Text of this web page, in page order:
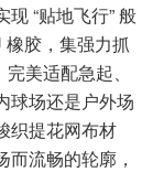
“贴地飞行” 般
胶，集强力抓
美适配急起、
球场还是户外场
织提花网布材
流畅的轮廓，